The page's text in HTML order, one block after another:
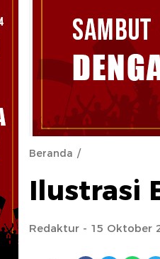
Beranda
Ilustrasi
Redaktur - 15 Oktober